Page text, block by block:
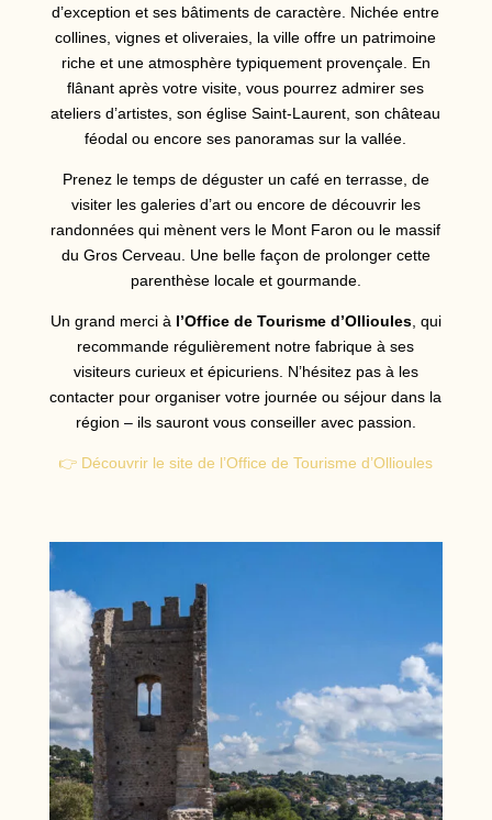
d’exception et ses bâtiments de caractère. Nichée entre
collines, vignes et oliveraies, la ville offre un patrimoine
riche et une atmosphère typiquement provençale. En
flânant après votre visite, vous pourrez admirer ses
ateliers d’artistes, son église Saint-Laurent, son château
féodal ou encore ses panoramas sur la vallée.
Prenez le temps de déguster un café en terrasse, de
visiter les galeries d’art ou encore de découvrir les
randonnées qui mènent vers le Mont Faron ou le massif
du Gros Cerveau. Une belle façon de prolonger cette
parenthèse locale et gourmande.
Un grand merci à l’Office de Tourisme d’Ollioules, qui
recommande régulièrement notre fabrique à ses
visiteurs curieux et épicuriens. N’hésitez pas à les
contacter pour organiser votre journée ou séjour dans la
région – ils sauront vous conseiller avec passion.
👉 Découvrir le site de l’Office de Tourisme d’Ollioules